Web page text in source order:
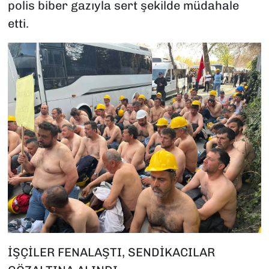
polis biber gazıyla sert şekilde müdahale
etti.
İŞÇİLER FENALAŞTI, SENDİKACILAR